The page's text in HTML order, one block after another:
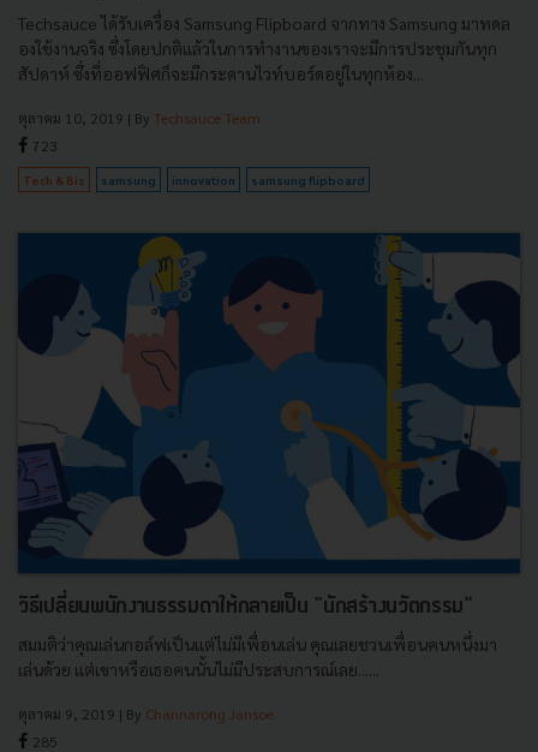
Techsauce ได้รับเครื่อง Samsung Flipboard จากทาง Samsung มาทดล
องใช้งานจริง ซึ่งโดยปกติแล้วในการทำงานของเราจะมีการประชุมกันทุก
สัปดาห์ ซึ่งที่ออฟฟิศก็จะมีกระดานไวท์บอร์ดอยู่ในทุกห้อง...
ตุลาคม 10, 2019 | By Techsauce Team
723
Tech & Biz samsung innovation samsung flipboard
วิธีเปลี่ยนพนักงานธรรมดาให้กลายเป็น "นักสร้างนวัตกรรม"
สมมติว่าคุณเล่นกอล์ฟเป็นแต่ไม่มีเพื่อนเล่น คุณเลยชวนเพื่อนคนหนึ่งมา
เล่นด้วย แต่เขาหรือเธอคนนั้นไม่มีประสบการณ์เลย......
ตุลาคม 9, 2019 | By Channarong Jansoe
285